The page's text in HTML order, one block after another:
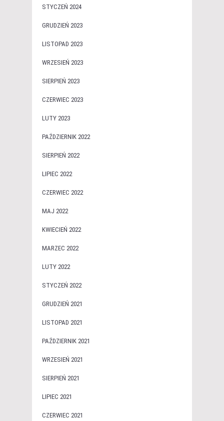
STYCZEŃ 2024
GRUDZIEŃ 2023
LISTOPAD 2023
WRZESIEŃ 2023
SIERPIEŃ 2023
CZERWIEC 2023
LUTY 2023
PAŹDZIERNIK 2022
SIERPIEŃ 2022
LIPIEC 2022
CZERWIEC 2022
MAJ 2022
KWIECIEŃ 2022
MARZEC 2022
LUTY 2022
STYCZEŃ 2022
GRUDZIEŃ 2021
LISTOPAD 2021
PAŹDZIERNIK 2021
WRZESIEŃ 2021
SIERPIEŃ 2021
LIPIEC 2021
CZERWIEC 2021